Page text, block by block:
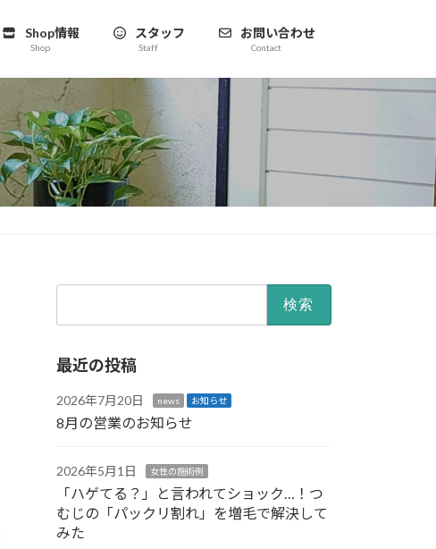
Shop情報
Shop
スタッフ
Staff
お問い合わせ
Contact
最近の投稿
2026年7月20日 news お知らせ
8月の営業のお知らせ
2026年5月1日 女性の施術例
「ハゲてる？」と言われてショック…！つ
むじの「パックリ割れ」を増毛で解決して
みた